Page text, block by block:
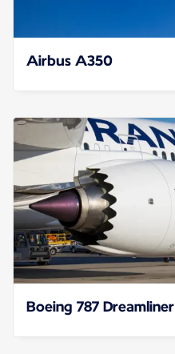
Airbus A350
Boeing 787 Dreamliner